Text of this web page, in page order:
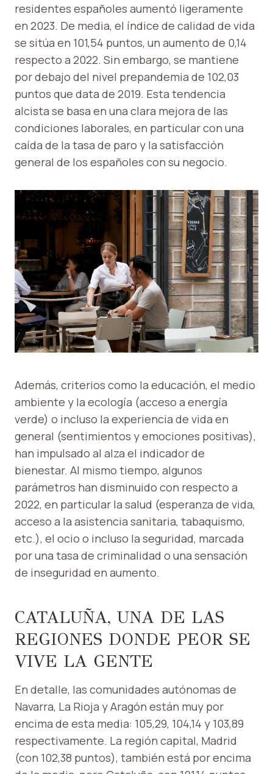
residentes españoles aumentó ligeramente
en 2023. De media, el índice de calidad de vida
se sitúa en 101,54 puntos, un aumento de 0,14
respecto a 2022. Sin embargo, se mantiene
por debajo del nivel prepandemia de 102,03
puntos que data de 2019. Esta tendencia
alcista se basa en una clara mejora de las
condiciones laborales, en particular con una
caída de la tasa de paro y la satisfacción
general de los españoles con su negocio.
Además, criterios como la educación, el medio
ambiente y la ecología (acceso a energía
verde) o incluso la experiencia de vida en
general (sentimientos y emociones positivas),
han impulsado al alza el indicador de
bienestar. Al mismo tiempo, algunos
parámetros han disminuido con respecto a
2022, en particular la salud (esperanza de vida,
acceso a la asistencia sanitaria, tabaquismo,
etc.), el ocio o incluso la seguridad, marcada
por una tasa de criminalidad o una sensación
de inseguridad en aumento.
CATALUÑA, UNA DE LAS
REGIONES DONDE PEOR SE
VIVE LA GENTE
En detalle, las comunidades autónomas de
Navarra, La Rioja y Aragón están muy por
encima de esta media: 105,29, 104,14 y 103,89
respectivamente. La región capital, Madrid
(con 102,38 puntos), también está por encima